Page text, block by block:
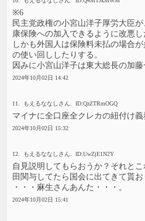
※6
民主党政権の小宮山洋子厚労大臣
康保険への加入できるように改悪し
しかも外国人は保険料未払の場合
の使い回ししたりする。
因みに小宮山洋子は東大総長の加藤
2024年10月02日 14:42
11. もえるななしさん. ID:QzZTRmOGQ
マイナに全口座全クレカの紐付け
2024年10月02日 15:32
12. もえるななしさん. ID:UwZjE1N2Y
自見説明してもらおうか？それと
田関与してたら国会に出てきて貰お
・・・麻生さんあんた・・・。
2024年10月02日 15:41